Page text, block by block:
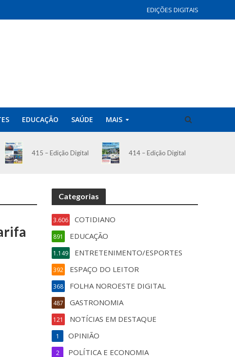
EDIÇÕES DIGITAIS
EDUCAÇÃO SAÚDE MAIS
415 – Edição Digital 414 – Edição Digital
Categorias
COTIDIANO
3.606
EDUCAÇÃO
891
ENTRETENIMENTO/ESPORTES
1.149
ESPAÇO DO LEITOR
392
FOLHA NOROESTE DIGITAL
368
GASTRONOMIA
487
NOTÍCIAS EM DESTAQUE
121
OPINIÃO
1
POLÍTICA E ECONOMIA
2